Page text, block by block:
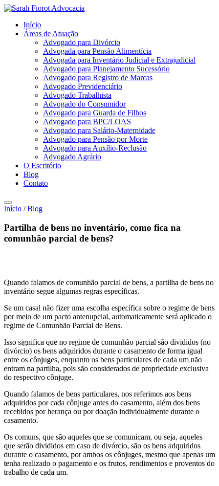
Início
Áreas de Atuação
Advogado para Divórcio
Advogada para Pensão Alimentícia
Advogada para Inventário Judicial e Extrajudicial
Advogado para Planejamento Sucessório
Advogado para Registro de Marcas
Advogado Previdenciário
Advogado Trabalhista
Advogado do Consumidor
Advogado para Guarda de Filhos
Advogado para BPC/LOAS
Advogado para Salário-Maternidade
Advogado para Pensão por Morte
Advogado para Auxílio-Reclusão
Advogado Agrário
O Escritório
Blog
Contato
Início /Blog
Partilha de bens no inventário, como fica na
comunhão parcial de bens?
Quando falamos de comunhão parcial de bens, a partilha de bens no
inventário segue algumas regras específicas.
Se um casal não fizer uma escolha específica sobre o regime de bens
por meio de um pacto antenupcial, automaticamente será aplicado o
regime de Comunhão Parcial de Bens.
Isso significa que no regime de comunhão parcial são divididos (no
divórcio) os bens adquiridos durante o casamento de forma igual
entre os cônjuges, enquanto os bens particulares de cada um não
entram na partilha, pois são considerados de propriedade exclusiva
do respectivo cônjuge.
Quando falamos de bens particulares, nos referimos aos bens
adquiridos por cada cônjuge antes do casamento, além dos bens
recebidos por herança ou por doação individualmente durante o
casamento.
Os comuns, que são aqueles que se comunicam, ou seja, aqueles
que serão divididos em caso de divórcio, são os bens adquiridos
durante o casamento, por ambos os cônjuges, mesmo que apenas um
tenha realizado o pagamento e os frutos, rendimentos e proventos do
trabalho de cada um.